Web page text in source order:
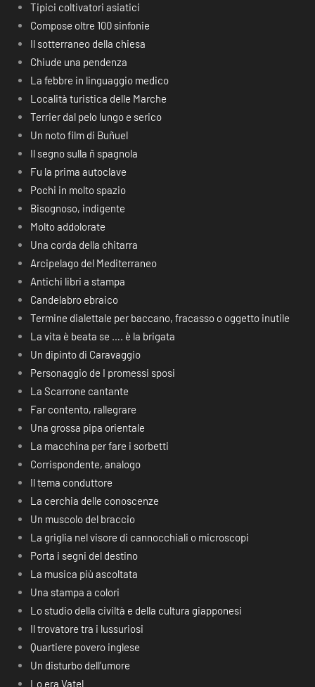
Tipici coltivatori asiatici
Compose oltre 100 sinfonie
Il sotterraneo della chiesa
Chiude una pendenza
La febbre in linguaggio medico
Località turistica delle Marche
Terrier dal pelo lungo e serico
Un noto film di Buñuel
Il segno sulla ñ spagnola
Fu la prima autoclave
Pochi in molto spazio
Bisognoso, indigente
Molto addolorate
Una corda della chitarra
Arcipelago del Mediterraneo
Antichi libri a stampa
Candelabro ebraico
Termine dialettale per baccano, fracasso o oggetto inutile
La vita è beata se …. è la brigata
Un dipinto di Caravaggio
Personaggio de I promessi sposi
La Scarrone cantante
Far contento, rallegrare
Una grossa pipa orientale
La macchina per fare i sorbetti
Corrispondente, analogo
Il tema conduttore
La cerchia delle conoscenze
Un muscolo del braccio
La griglia nel visore di cannocchiali o microscopi
Porta i segni del destino
La musica più ascoltata
Una stampa a colori
Lo studio della civiltà e della cultura giapponesi
Il trovatore tra i lussuriosi
Quartiere povero inglese
Un disturbo dell’umore
Lo era Vatel